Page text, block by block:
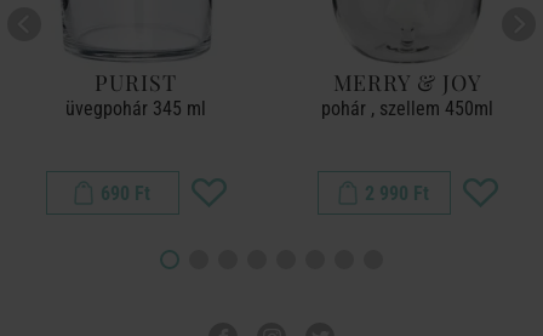
PURIST
üvegpohár 345 ml
690 Ft
MERRY & JOY
pohár , szellem 450ml
2 990 Ft